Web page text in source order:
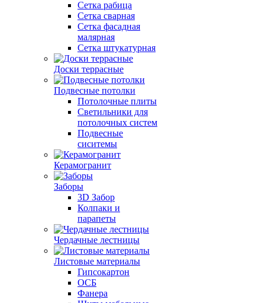
Сетка рабица
Сетка сварная
Сетка фасадная
малярная
Сетка штукатурная
Доски террасные
Подвесные потолки
Потолочные плиты
Светильники для
потолочных систем
Подвесные
сиситемы
Керамогранит
Заборы
3D Забор
Колпаки и
парапеты
Чердачные лестницы
Листовые материалы
Гипсокартон
ОСБ
Фанера